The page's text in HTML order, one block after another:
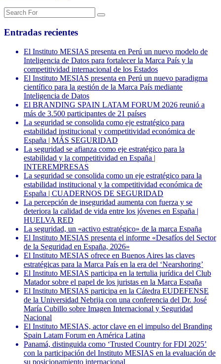
Entradas recientes
El Instituto MESIAS presenta en Perú un nuevo modelo de
Inteligencia de Datos para fortalecer la Marca País y la
competitividad internacional de los Estados
El Instituto MESIAS presenta en Perú un nuevo paradigma
científico para la gestión de la Marca País mediante
Inteligencia de Datos
El BRANDING SPAIN LATAM FORUM 2026 reunió a
más de 3.500 participantes de 21 países
La seguridad se consolida como eje estratégico para
estabilidad institucional y competitividad económica de
España | MÁS SEGURIDAD
La seguridad se afianza como eje estratégico para la
estabilidad y la competitividad en España |
INTEREMPRESAS
La seguridad se consolida como un eje estratégico para la
estabilidad institucional y la competitividad económica de
España | CUADERNOS DE SEGURIDAD
La percepción de inseguridad aumenta con fuerza y se
deteriora la calidad de vida entre los jóvenes en España |
HUELVA RED
La seguridad, un «activo estratégico» de la marca España
El Instituto MESIAS presenta el informe «Desafíos del Sector
de la Seguridad en España, 2026»
El Instituto MESIAS ofrece en Buenos Aires las claves
estratégicas para la Marca País en la era del ‘Nearshoring’
El Instituto MESIAS participa en la tertulia jurídica del Club
Matador sobre el papel de los juristas en la Marca España
El Instituto MESIAS participa en la Cátedra EUDEFENSE
de la Universidad Nebrija con una conferencia del Dr. José
María Cubillo sobre Imagen Internacional y Seguridad
Nacional
El Instituto MESIAS, actor clave en el impulso del Branding
Spain Latam Forum en América Latina
Panamá, distinguida como ‘Trusted Country for FDI 2025’
con la participación del Instituto MESIAS en la evaluación de
su posicionamiento internacional